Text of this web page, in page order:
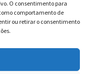
O consentimento para
comportamento de
ou retirar o consentimento
| CNPJ: